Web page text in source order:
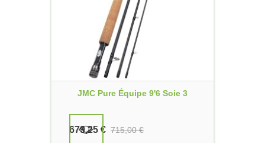
JMC Pure Équipe 9'6 Soie 3
679,25 € 715,00 €